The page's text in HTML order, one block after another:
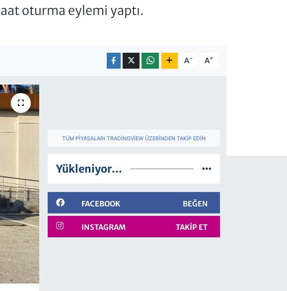
oturma eylemi yaptı.
A- A+
TÜM PIYASALARI TRADINGVIEW ÜZERINDEN TAKIP EDIN
Yükleniyor...
FACEBOOK BEĞEN
INSTAGRAM TAKIP ET